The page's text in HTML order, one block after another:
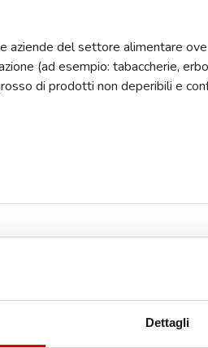
Dettagli
aziende del settore alimentare
(ad esempio: tabaccherie,
di prodotti non deperibili e
semplice con esclusione di